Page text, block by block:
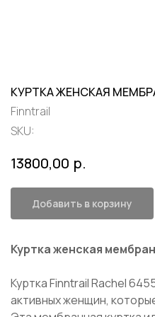
КУРТКА ЖЕНСКАЯ
Finntrail
SKU:
13800,00 р.
Добавить в корзину
Куртка женская
Куртка Finntrail Rachel
активных женщин,